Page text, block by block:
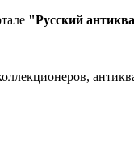
"Русский